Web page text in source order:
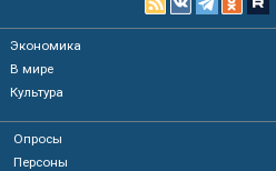
Экономика
В мире
Культура
Опросы
Персоны